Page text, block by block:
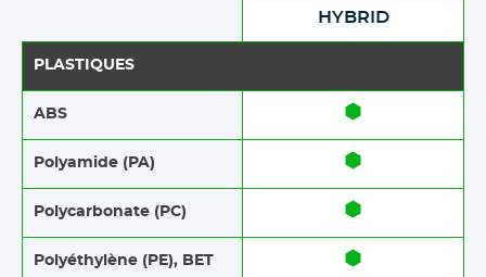
HYBRID
PLASTIQUES
ABS​​
Polyamide (PA)
Polycarbonate (PC)
Polyéthylène (PE), BET